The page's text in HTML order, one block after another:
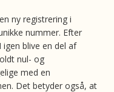
ny registrering i
nummer. Efter
igen blive en del af
nul- og
med en
Det betyder også, at